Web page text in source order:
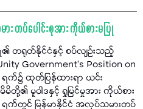
း တပ်ပေါင်းစုအား ကိုယ်စားမပြု
၏ တရုတ်နိုင်ငံနှင့် စပ်လျဉ်းသည့်
Government’s Position on
ရက်၌ ထုတ်ပြန်ထားရာ ယင်း
၏ မူဝါဒနှင့် ရှုမြင်မှုအား ကိုယ်စား
၁ ရက်တွင် မြန်မာနိုင်ငံ အလုပ်သမားတပ်